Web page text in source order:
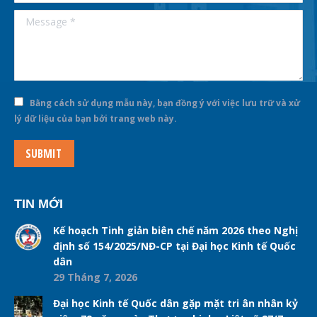
Message *
Bằng cách sử dụng mẫu này, bạn đồng ý với việc lưu trữ và xử
lý dữ liệu của bạn bởi trang web này.
SUBMIT
TIN MỚI
Kế hoạch Tinh giản biên chế năm 2026 theo Nghị
định số 154/2025/NĐ-CP tại Đại học Kinh tế Quốc
dân
29 Tháng 7, 2026
Đại học Kinh tế Quốc dân gặp mặt tri ân nhân kỷ